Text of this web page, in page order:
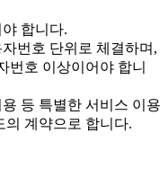
합니다.
번호 단위로 체결하며,
번호 이상이어야 합니
등 특별한 서비스 이용
의 계약으로 합니다.